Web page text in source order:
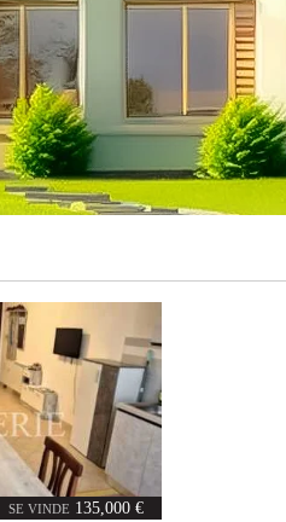
SE VINDE 135,000 €